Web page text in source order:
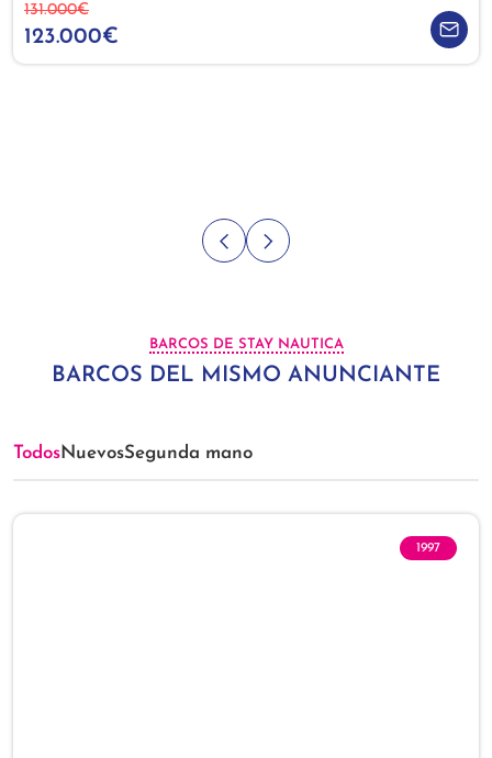
131.000€
123.000€
BARCOS DE STAY NAUTICA
BARCOS DEL MISMO ANUNCIANTE
TodosNuevosSegunda mano
1997